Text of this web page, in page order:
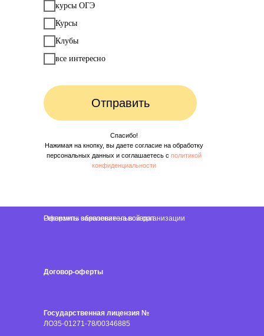
Спасибо!
Нажимая на кнопку, вы даете согласие на обработку
персональных данных и соглашаетесь c политикой
конфиденциальности
курсы ОГЭ
Курсы
Клубы
все интересно
Отправить
Реквизиты образовательной организации
Оформить заявление на возврат
Договор-оферты
Государственная лицензия №
ЛО35-01271-78/00346885